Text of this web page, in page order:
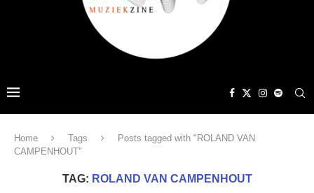
Home Tags
Posts tagged with "ROLAND VAN
CAMPENHOUT"
TAG: ROLAND VAN CAMPENHOUT